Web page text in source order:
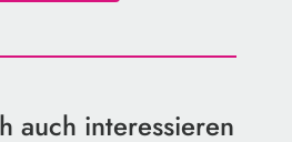
auch interessieren